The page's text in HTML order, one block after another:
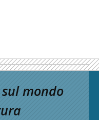
mondo